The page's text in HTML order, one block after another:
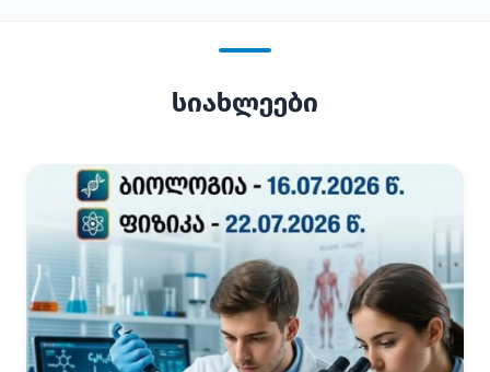
სიახლეები